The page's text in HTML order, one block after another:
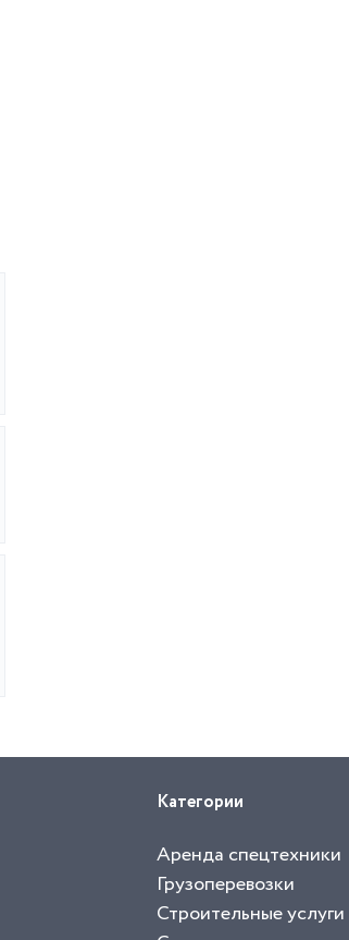
Категории
Аренда спецтехники
Грузоперевозки
Строительные услуги